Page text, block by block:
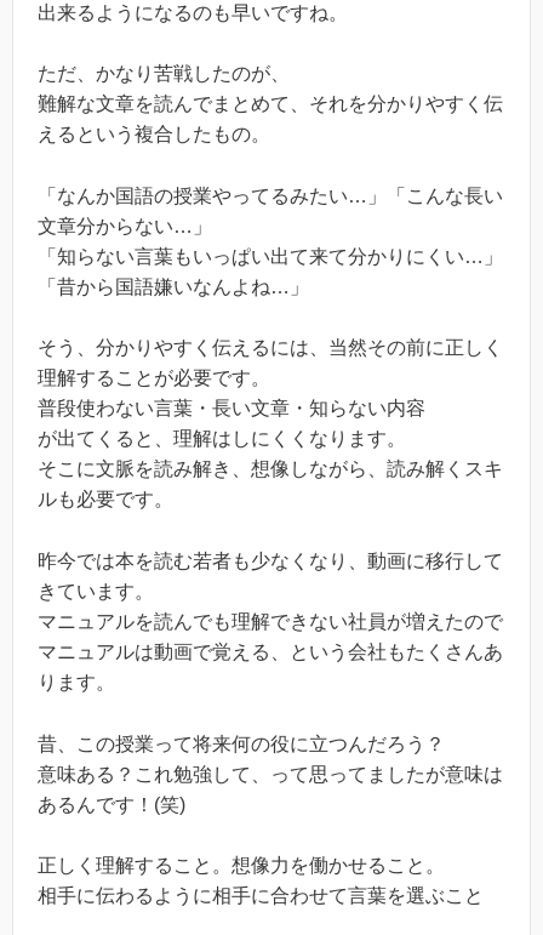
出来るようになるのも早いですね。
ただ、かなり苦戦したのが、
難解な文章を読んでまとめて、それを分かりやすく伝
えるという複合したもの。
「なんか国語の授業やってるみたい…」「こんな長い
文章分からない…」
「知らない言葉もいっぱい出て来て分かりにくい…」
「昔から国語嫌いなんよね…」
そう、分かりやすく伝えるには、当然その前に正しく
理解することが必要です。
普段使わない言葉・長い文章・知らない内容
が出てくると、理解はしにくくなります。
そこに文脈を読み解き、想像しながら、読み解くスキ
ルも必要です。
昨今では本を読む若者も少なくなり、動画に移行して
きています。
マニュアルを読んでも理解できない社員が増えたので
マニュアルは動画で覚える、という会社もたくさんあ
ります。
昔、この授業って将来何の役に立つんだろう？
意味ある？これ勉強して、って思ってましたが意味は
あるんです！(笑)
正しく理解すること。想像力を働かせること。
相手に伝わるように相手に合わせて言葉を選ぶこと